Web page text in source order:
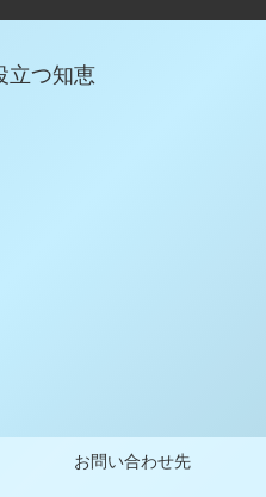
立つ知恵
お問い合わせ先